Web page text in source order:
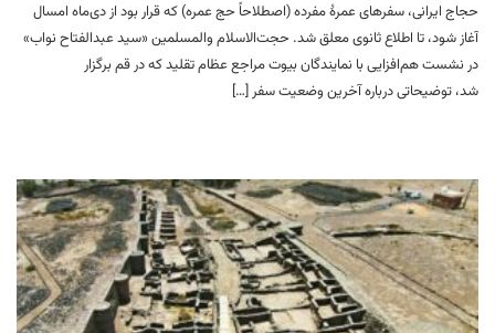
حجاج ایرانی، سفرهای عمرهٔ مفرده (اصطلاحاً حج عمره) که قرار بود از دی‌ماه امسال
آغاز شود، تا اطلاع ثانوی معلق شد. حجت‌الاسلام والمسلمین «سید عبدالفتاح نواب»
در نشست هم‌افزایی با نمایندگان بیوت مراجع عظام تقلید که در قم برگزار
شد، توضیحاتی درباره آخرین وضعیت سفر […]